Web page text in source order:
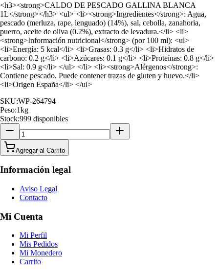
<h3><strong>CALDO DE PESCADO GALLINA BLANCA
1L</strong></h3> <ul> <li><strong>Ingredientes</strong>: Agua,
pescado (merluza, rape, lenguado) (14%), sal, cebolla, zanahoria,
puerro, aceite de oliva (0.2%), extracto de levadura.</li> <li>
<strong>Información nutricional</strong> (por 100 ml): <ul>
<li>Energía: 5 kcal</li> <li>Grasas: 0.3 g</li> <li>Hidratos de
carbono: 0.2 g</li> <li>Azúcares: 0.1 g</li> <li>Proteínas: 0.8 g</li>
<li>Sal: 0.9 g</li> </ul> </li> <li><strong>Alérgenos</strong>:
Contiene pescado. Puede contener trazas de gluten y huevo.</li>
<li>Origen España</li> </ul>
SKU:WP-264794
Peso:1kg
Stock:999 disponibles
Agregar al Carrito
Información legal
Aviso Legal
Contacto
Mi Cuenta
Mi Perfil
Mis Pedidos
Mi Monedero
Carrito